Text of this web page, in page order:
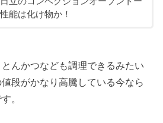
能は化け物か！
んかつなども調理できるみたい
段がかなり高騰している今なら
。